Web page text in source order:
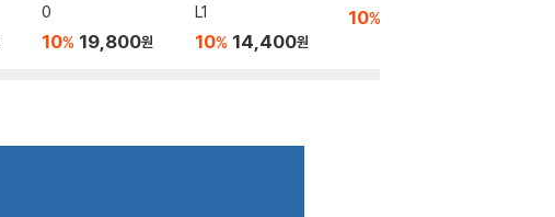
0
10% 19,800원
L1
10% 14,400원
10%